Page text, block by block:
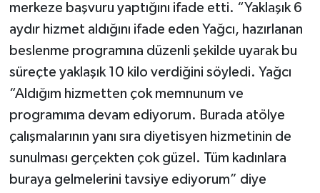
merkeze başvuru yaptığını ifade etti. “Yaklaşık 6
aydır hizmet aldığını ifade eden Yağcı, hazırlanan
beslenme programına düzenli şekilde uyarak bu
süreçte yaklaşık 10 kilo verdiğini söyledi. Yağcı
“Aldığım hizmetten çok memnunum ve
programıma devam ediyorum. Burada atölye
çalışmalarının yanı sıra diyetisyen hizmetinin de
sunulması gerçekten çok güzel. Tüm kadınlara
buraya gelmelerini tavsiye ediyorum” diye